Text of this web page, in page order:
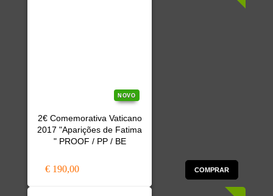
NOVO
2€ Comemorativa Vaticano
2017 "Aparições de Fatima
" PROOF / PP / BE
€ 190,00 COMPRAR